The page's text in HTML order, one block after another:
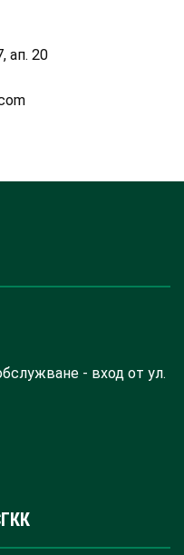
ап. 20
- вход от ул.